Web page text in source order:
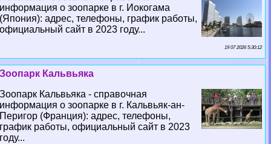
информация о зоопарке в г. Иокогама
(Япония): адрес, телефоны, график работы,
официальный сайт в 2023 году...
19 07 2026 5:30:12
Зоопарк Кальвьяка
Зоопарк Кальвьяка - справочная
информация о зоопарке в г. Кальвьяк-ан-
Перигор (Франция): адрес, телефоны,
график работы, официальный сайт в 2023
году...